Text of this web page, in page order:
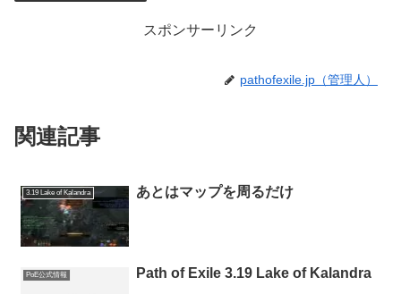
スポンサーリンク
pathofexile.jp（管理人）
関連記事
3.19 Lake of Kalandra あとはマップを周るだけ
PoE公式情報 Path of Exile 3.19 Lake of Kalandra